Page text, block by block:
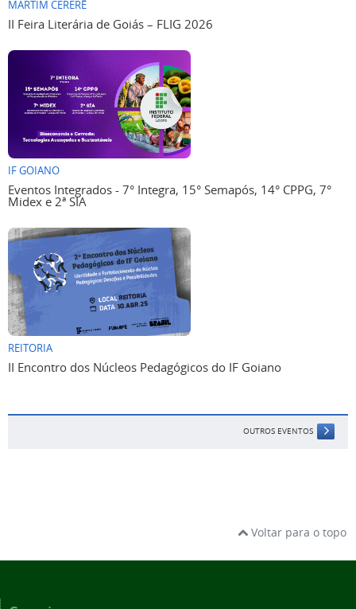
MARTIM CERERÊ
II Feira Literária de Goiás – FLIG 2026
IF GOIANO
Eventos Integrados - 7° Integra, 15° Semapós, 14° CPPG, 7°
Midex e 2ª SIA
REITORIA
II Encontro dos Núcleos Pedagógicos do IF Goiano
OUTROS EVENTOS
Voltar para o topo